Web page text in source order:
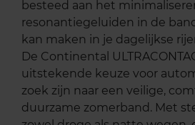
besteed aan het
resonantiegeluiden in de
kan maken in je dagelijkse
De Continental
uitstekende keuze voor
zoek zijn naar een veilige,
duurzame zomerband. Met